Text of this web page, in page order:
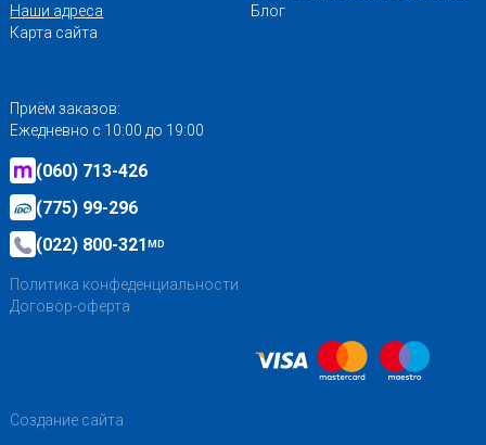
Наши адреса
Карта сайта
Блог
Приём заказов:
Ежедневно с 10:00 до 19:00
(060) 713-426
(775) 99-296
(022) 800-321MD
Политика конфеденциальности
Договор-оферта
Создание сайта